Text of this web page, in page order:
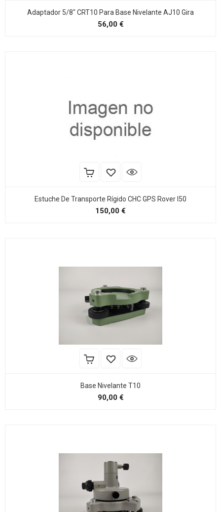
Adaptador 5/8" CRT10 Para Base Nivelante AJ10 Gira
56,00 €Precio
Estuche De Transporte Rígido CHC GPS Rover I50
150,00 €
Base Nivelante T10
90,00 €Precio